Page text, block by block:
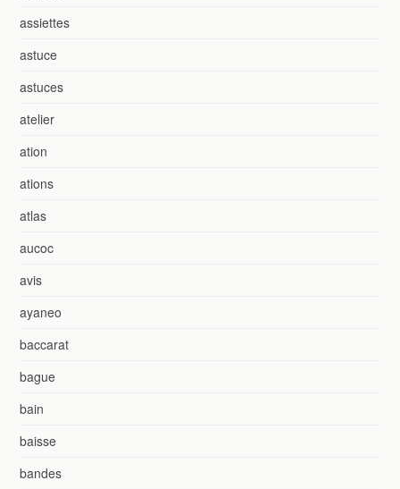
assiettes
astuce
astuces
atelier
ation
ations
atlas
aucoc
avis
ayaneo
baccarat
bague
bain
baisse
bandes